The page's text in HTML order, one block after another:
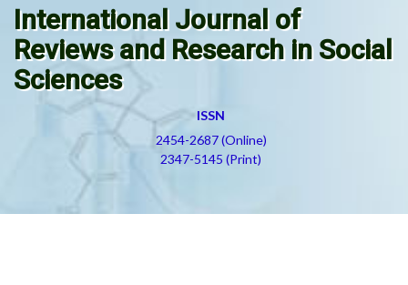
International Journal of
Reviews and Research in Social
Sciences
ISSN
2454-2687 (Online)
2347-5145 (Print)